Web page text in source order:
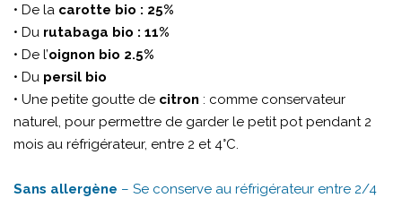
• De la carotte bio : 25%
• Du rutabaga bio : 11%
• De l’oignon bio 2.5%
• Du persil bio
• Une petite goutte de citron : comme conservateur
naturel, pour permettre de garder le petit pot pendant 2
mois au réfrigérateur, entre 2 et 4°C.
Sans allergène – Se conserve au réfrigérateur entre 2/4